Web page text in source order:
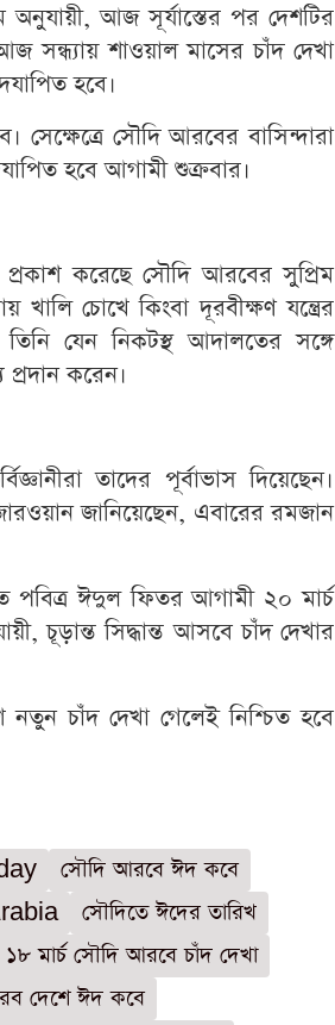
আজ সূর্যাস্তের পর দেশটির
সন্ধ্যায় শাওয়াল মাসের চাঁদ দেখা
হবে।
সৌদি আরবের বাসিন্দারা
হবে আগামী শুক্রবার।
প্রকাশ করেছে সৌদি আরবের সুপ্রিম
খালি চোখে কিংবা দূরবীক্ষণ যন্ত্রের
যেন নিকটস্থ আদালতের সঙ্গে
প্রদান করেন।
তাদের পূর্বাভাস দিয়েছেন।
জানিয়েছেন, এবারের রমজান
পবিত্র ঈদুল ফিতর আগামী ২০ মার্চ
চূড়ান্ত সিদ্ধান্ত আসবে চাঁদ দেখার
চাঁদ দেখা গেলেই নিশ্চিত হবে
সৌদি আরবে ঈদ কবে
সৌদিতে ঈদের তারিখ
১৮ মার্চ সৌদি আরবে চাঁদ দেখা
দেশে ঈদ কবে